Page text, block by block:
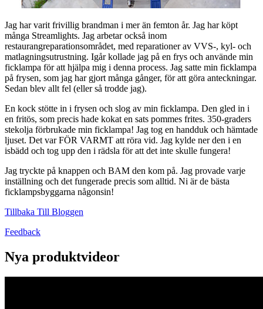
Jag har varit frivillig brandman i mer än femton år. Jag har köpt
många Streamlights. Jag arbetar också inom
restaurangreparationsområdet, med reparationer av VVS-, kyl- och
matlagningsutrustning. Igår kollade jag på en frys och använde min
ficklampa för att hjälpa mig i denna process. Jag satte min ficklampa
på frysen, som jag har gjort många gånger, för att göra anteckningar.
Sedan blev allt fel (eller så trodde jag).
En kock stötte in i frysen och slog av min ficklampa. Den gled in i
en fritös, som precis hade kokat en sats pommes frites. 350-graders
stekolja förbrukade min ficklampa! Jag tog en handduk och hämtade
ljuset. Det var FÖR VARMT att röra vid. Jag kylde ner den i en
isbädd och tog upp den i rädsla för att det inte skulle fungera!
Jag tryckte på knappen och BAM den kom på. Jag provade varje
inställning och det fungerade precis som alltid. Ni är de bästa
ficklampsbyggarna någonsin!
Tillbaka Till Bloggen
Feedback
Nya produktvideor